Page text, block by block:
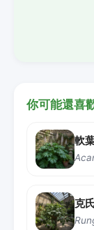
你可能還喜
軟
克